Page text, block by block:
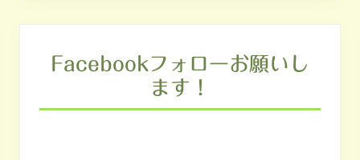
Facebookフォローお願いし
ます！